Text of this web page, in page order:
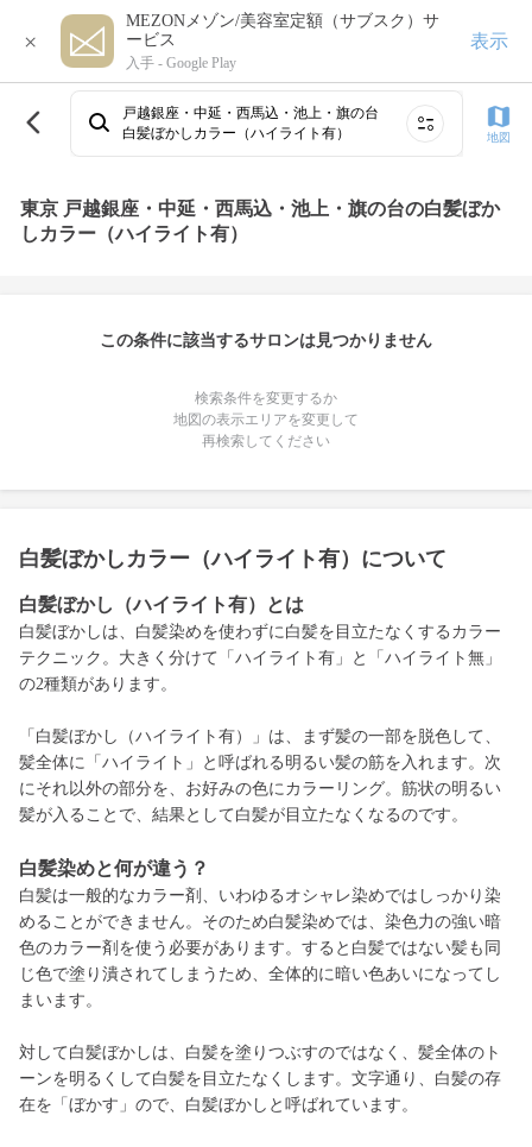
×
MEZONメゾン/美容室定額（サブスク）サ
ービス
入手 - Google Play
表示
戸越銀座・中延・西馬込・池上・旗の台
白髪ぼかしカラー（ハイライト有）
地図
東京 戸越銀座・中延・西馬込・池上・旗の台の白髪ぼか
しカラー（ハイライト有）
この条件に該当するサロンは見つかりません
検索条件を変更するか
地図の表示エリアを変更して
再検索してください
白髪ぼかしカラー（ハイライト有）について
白髪ぼかし（ハイライト有）とは
白髪ぼかしは、白髪染めを使わずに白髪を目立たなくするカラー
テクニック。大きく分けて「ハイライト有」と「ハイライト無」
の2種類があります。
「白髪ぼかし（ハイライト有）」は、まず髪の一部を脱色して、
髪全体に「ハイライト」と呼ばれる明るい髪の筋を入れます。次
にそれ以外の部分を、お好みの色にカラーリング。筋状の明るい
髪が入ることで、結果として白髪が目立たなくなるのです。
白髪染めと何が違う？
白髪は一般的なカラー剤、いわゆるオシャレ染めではしっかり染
めることができません。そのため白髪染めでは、染色力の強い暗
色のカラー剤を使う必要があります。すると白髪ではない髪も同
じ色で塗り潰されてしまうため、全体的に暗い色あいになってし
まいます。
対して白髪ぼかしは、白髪を塗りつぶすのではなく、髪全体のト
ーンを明るくして白髪を目立たなくします。文字通り、白髪の存
在を「ぼかす」ので、白髪ぼかしと呼ばれています。